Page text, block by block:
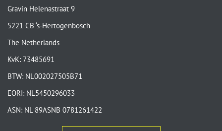
Gravin Helenastraat 9
5221 CB ‘s-Hertogenbosch
The Netherlands
KvK: 73485691
BTW: NL002027505B71
EORI: NL5450296033
ASN: NL 89ASNB 0781261422